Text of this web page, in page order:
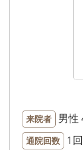
来院者 男性
通院回数 1回